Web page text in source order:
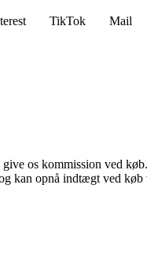
TikTok Mail
os kommission ved køb.
kan opnå indtægt ved